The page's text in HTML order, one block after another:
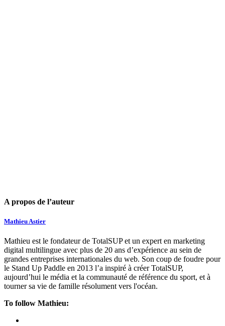
A propos de l’auteur
Mathieu Astier
Mathieu est le fondateur de TotalSUP et un expert en marketing
digital multilingue avec plus de 20 ans d’expérience au sein de
grandes entreprises internationales du web. Son coup de foudre pour
le Stand Up Paddle en 2013 l’a inspiré à créer TotalSUP,
aujourd’hui le média et la communauté de référence du sport, et à
tourner sa vie de famille résolument vers l'océan.
To follow Mathieu: